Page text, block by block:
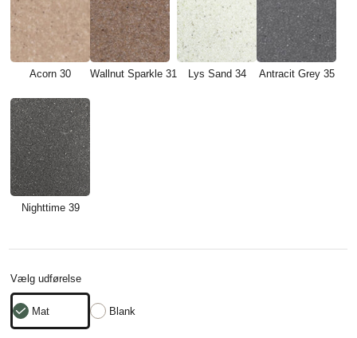
Acorn 30 Wallnut Sparkle 31 Lys Sand 34 Antracit Grey 35
Nighttime 39
Vælg udførelse
Mat Blank